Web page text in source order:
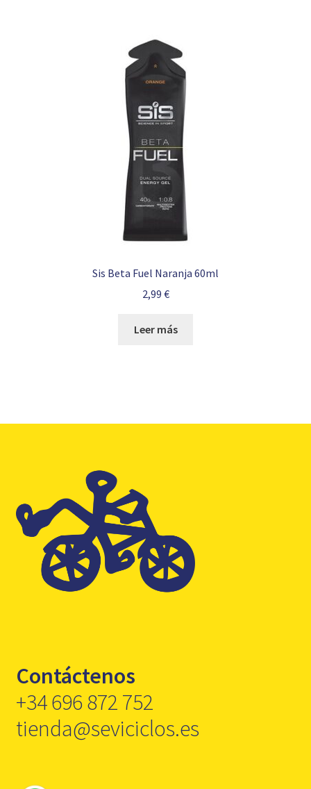
Sis Beta Fuel Naranja 60ml
2,99 €
Leer más
Contáctenos
+34 696 872 752
tienda@seviciclos.es